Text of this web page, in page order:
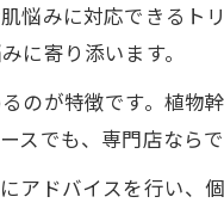
アプローチ
穴悩みを同時ケア
アプローチ術
ピーリングの秘密
リング活用法
みに対応できるト
に寄り添います。
のが特徴です。植物
スでも、専門店なら
アドバイスを行い、